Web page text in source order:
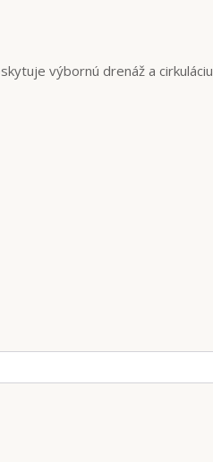
výbornú drenáž a cirkuláciu